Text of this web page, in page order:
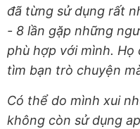
đã từng sử dụng rất
- 8 lần gặp những
phù hợp với mình.
tìm bạn trò chuyện
Có thể do mình xui
không còn sử dụng